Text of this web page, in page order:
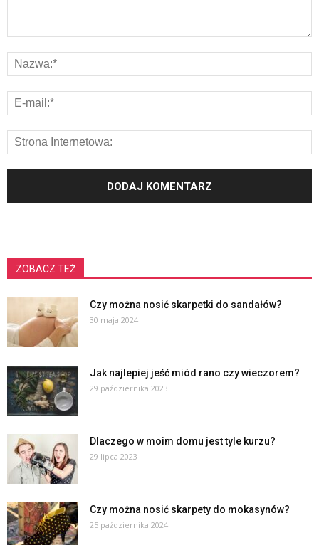
ZOBACZ TEŻ
Czy można nosić skarpetki do sandałów?
30 maja 2024
Jak najlepiej jeść miód rano czy wieczorem?
29 października 2023
Dlaczego w moim domu jest tyle kurzu?
29 lipca 2023
Czy można nosić skarpety do mokasynów?
25 października 2024